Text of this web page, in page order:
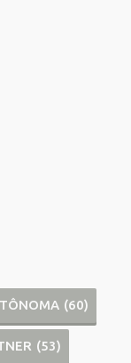
(60)
(53)